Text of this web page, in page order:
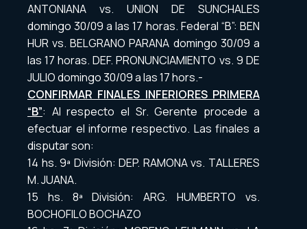
ANTONIANA vs. UNION DE SUNCHALES
domingo 30/09 a las 17 horas. Federal “B”: BEN
HUR vs. BELGRANO PARANA domingo 30/09 a
las 17 horas. DEF. PRONUNCIAMIENTO vs. 9 DE
JULIO domingo 30/09 a las 17 hors.-
CONFIRMAR FINALES INFERIORES PRIMERA
“B”: Al respecto el Sr. Gerente procede a
efectuar el informe respectivo. Las finales a
disputar son:
14 hs. 9ª División: DEP. RAMONA vs. TALLERES
M. JUANA.
15 hs. 8ª División: ARG. HUMBERTO vs.
BOCHOFILO BOCHAZO